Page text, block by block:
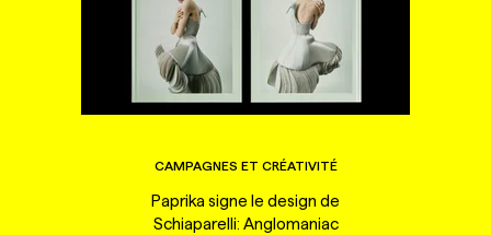
CAMPAGNES ET CRÉATIVITÉ
Paprika signe le design de
Schiaparelli: Anglomaniac